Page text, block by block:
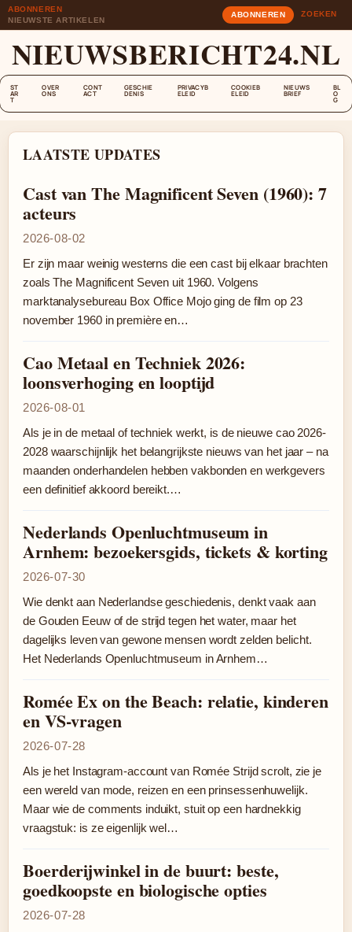
ABONNEREN
NIEUWSTE ARTIKELEN
ABONNEREN ZOEKEN
NIEUWSBERICHT24.NL
ST
AR
T
OVER
ONS
CONT
ACT
GESCHIE
DENIS
PRIVACYB
ELEID
COOKIEB
ELEID
NIEUWS
BRIEF
BL
O
G
LAATSTE UPDATES
Cast van The Magnificent Seven (1960): 7
acteurs
2026-08-02
Er zijn maar weinig westerns die een cast bij elkaar brachten
zoals The Magnificent Seven uit 1960. Volgens
marktanalysebureau Box Office Mojo ging de film op 23
november 1960 in première en…
Cao Metaal en Techniek 2026:
loonsverhoging en looptijd
2026-08-01
Als je in de metaal of techniek werkt, is de nieuwe cao 2026-
2028 waarschijnlijk het belangrijkste nieuws van het jaar – na
maanden onderhandelen hebben vakbonden en werkgevers
een definitief akkoord bereikt.…
Nederlands Openluchtmuseum in
Arnhem: bezoekersgids, tickets & korting
2026-07-30
Wie denkt aan Nederlandse geschiedenis, denkt vaak aan
de Gouden Eeuw of de strijd tegen het water, maar het
dagelijks leven van gewone mensen wordt zelden belicht.
Het Nederlands Openluchtmuseum in Arnhem…
Romée Ex on the Beach: relatie, kinderen
en VS-vragen
2026-07-28
Als je het Instagram-account van Romée Strijd scrolt, zie je
een wereld van mode, reizen en een prinsessenhuwelijk.
Maar wie de comments induikt, stuit op een hardnekkig
vraagstuk: is ze eigenlijk wel…
Boerderijwinkel in de buurt: beste,
goedkoopste en biologische opties
2026-07-28